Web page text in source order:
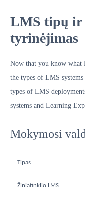
LMS tipų ir
tyrinėjimas
Now that you know what
the types of LMS
types of LMS
systems and Learning
Mokymosi
Tipas
Žiniatinklio LMS